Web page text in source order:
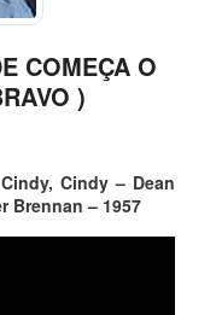
COMEÇA O
)
Cindy – Dean
Brennan – 1957